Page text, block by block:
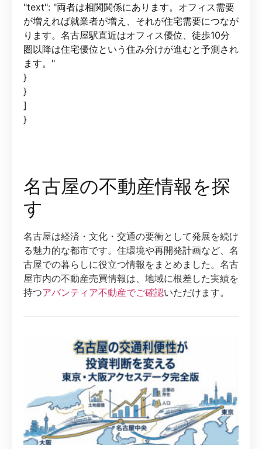
"text": "両者は相関関係にあります。オフィス需要
が増えれば就業者が増え、それが住宅需要につなが
ります。名古屋駅直近はオフィス優位、徒歩10分
圏以降は住宅優位という住み分けが進むと予測され
ます。"
}
}
]
}
名古屋の不動産情報を探
す
名古屋は経済・文化・交通の要衝として発展を続け
る魅力的な都市です。住環境や再開発計画など、名
古屋での暮らしに役立つ情報をまとめました。名古
屋市内の不動産売買情報は、地域に根差した実績を
持つアバンティア不動産でご確認いただけます。